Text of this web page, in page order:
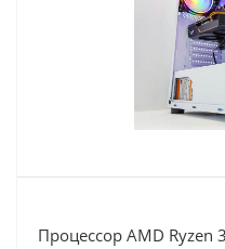
Процессор AMD Ryzen